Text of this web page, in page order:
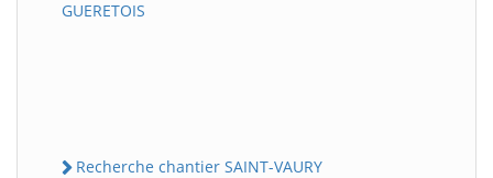
GUERETOIS
Recherche chantier SAINT-VAURY